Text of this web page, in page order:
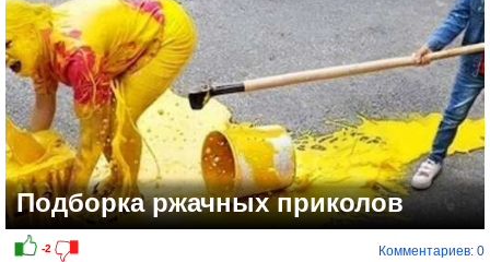
Подборка ржачных приколов
Комментариев: 0